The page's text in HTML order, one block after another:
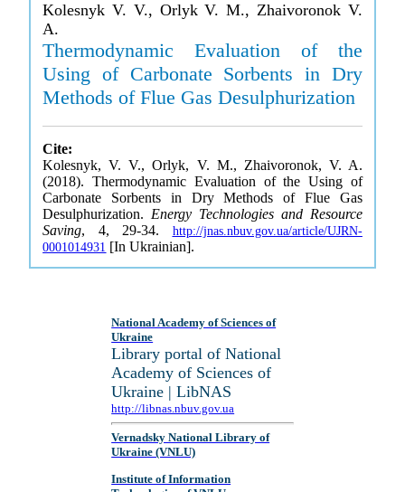
Kolesnyk V. V., Orlyk V. M., Zhaivoronok V.
A.
Thermodynamic Evaluation of the
Using of Carbonate Sorbents in Dry
Methods of Flue Gas Desulphurization
Cite:
Kolesnyk, V. V., Orlyk, V. M., Zhaivoronok, V. A.
(2018). Thermodynamic Evaluation of the Using of
Carbonate Sorbents in Dry Methods of Flue Gas
Desulphurization. Energy Technologies and Resource
Saving, 4, 29-34. http://jnas.nbuv.gov.ua/article/UJRN-
0001014931 [In Ukrainian].
National Academy of Sciences of
Ukraine
Library portal of National
Academy of Sciences of
Ukraine | LibNAS
http://libnas.nbuv.gov.ua
Vernadsky National Library of
Ukraine (VNLU)
Institute of Information